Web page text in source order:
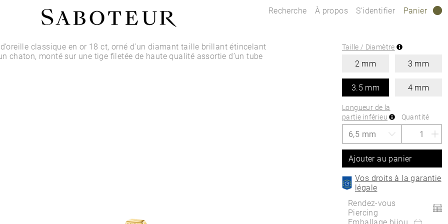
Recherche À propos S’identifier Panier
Acheter par Typeclassique en or 18 ct, orné d’un diamant taille brillant étincelant
chaton, monté sur une tige filetée de haute qualité assortie d’un tube
Taille / Diamètre
2 mm 3 mm
3.5 mm 4 mm
Longueur de la
partie inférieu
Quantité
Ajouter au panier
Vos droits à la garantie
légale
Rendez-vous
Piercing